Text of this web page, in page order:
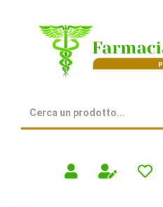
contenuto
Farmacia
Prodotto